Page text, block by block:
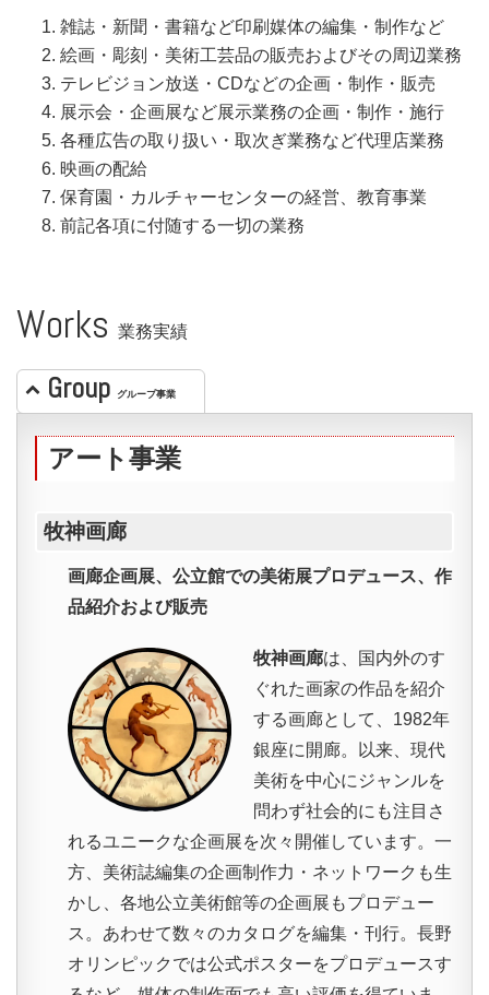
雑誌・新聞・書籍など印刷媒体の編集・制作など
絵画・彫刻・美術工芸品の販売およびその周辺業務
テレビジョン放送・CDなどの企画・制作・販売
展示会・企画展など展示業務の企画・制作・施行
各種広告の取り扱い・取次ぎ業務など代理店業務
映画の配給
保育園・カルチャーセンターの経営、教育事業
前記各項に付随する一切の業務
Works 業務実績
Group グループ事業
アート事業
牧神画廊
画廊企画展、公立館での美術展プロデュース、作
品紹介および販売
牧神画廊は、国内外のす
ぐれた画家の作品を紹介
する画廊として、1982年
銀座に開廊。以来、現代
美術を中心にジャンルを
問わず社会的にも注目さ
れるユニークな企画展を次々開催しています。一
方、美術誌編集の企画制作力・ネットワークも生
かし、各地公立美術館等の企画展もプロデュー
ス。あわせて数々のカタログを編集・刊行。長野
オリンピックでは公式ポスターをプロデュースす